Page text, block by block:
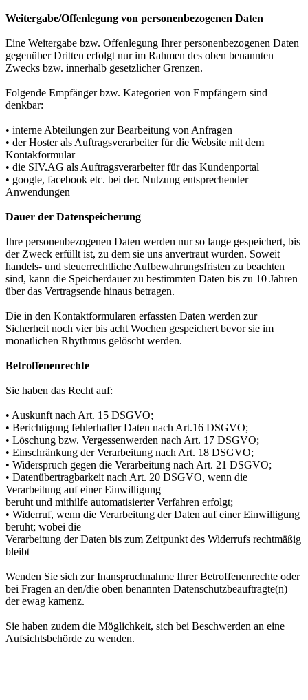
Weitergabe/Offenlegung von personenbezogenen Daten
Eine Weitergabe bzw. Offenlegung Ihrer personenbezogenen Daten
gegenüber Dritten erfolgt nur im Rahmen des oben benannten
Zwecks bzw. innerhalb gesetzlicher Grenzen.
Folgende Empfänger bzw. Kategorien von Empfängern sind
denkbar:
• interne Abteilungen zur Bearbeitung von Anfragen
• der Hoster als Auftragsverarbeiter für die Website mit dem
Kontakformular
• die SIV.AG als Auftragsverarbeiter für das Kundenportal
• google, facebook etc. bei der. Nutzung entsprechender
Anwendungen
Dauer der Datenspeicherung
Ihre personenbezogenen Daten werden nur so lange gespeichert, bis
der Zweck erfüllt ist, zu dem sie uns anvertraut wurden. Soweit
handels- und steuerrechtliche Aufbewahrungsfristen zu beachten
sind, kann die Speicherdauer zu bestimmten Daten bis zu 10 Jahren
über das Vertragsende hinaus betragen.
Die in den Kontaktformularen erfassten Daten werden zur
Sicherheit noch vier bis acht Wochen gespeichert bevor sie im
monatlichen Rhythmus gelöscht werden.
Betroffenenrechte
Sie haben das Recht auf:
• Auskunft nach Art. 15 DSGVO;
• Berichtigung fehlerhafter Daten nach Art.16 DSGVO;
• Löschung bzw. Vergessenwerden nach Art. 17 DSGVO;
• Einschränkung der Verarbeitung nach Art. 18 DSGVO;
• Widerspruch gegen die Verarbeitung nach Art. 21 DSGVO;
• Datenübertragbarkeit nach Art. 20 DSGVO, wenn die
Verarbeitung auf einer Einwilligung
beruht und mithilfe automatisierter Verfahren erfolgt;
• Widerruf, wenn die Verarbeitung der Daten auf einer Einwilligung
beruht; wobei die
Verarbeitung der Daten bis zum Zeitpunkt des Widerrufs rechtmäßig
bleibt
Wenden Sie sich zur Inanspruchnahme Ihrer Betroffenenrechte oder
bei Fragen an den/die oben benannten Datenschutzbeauftragte(n)
der ewag kamenz.
Sie haben zudem die Möglichkeit, sich bei Beschwerden an eine
Aufsichtsbehörde zu wenden.